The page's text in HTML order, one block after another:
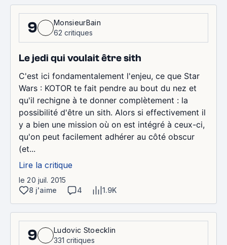
9
MonsieurBain
62 critiques
Le jedi qui voulait être sith
C'est ici fondamentalement l'enjeu, ce que Star
Wars : KOTOR te fait pendre au bout du nez et
qu'il rechigne à te donner complètement : la
possibilité d'être un sith. Alors si effectivement il
y a bien une mission où on est intégré à ceux-ci,
qu'on peut facilement adhérer au côté obscur
(et...
Lire la critique
le 20 juil. 2015
8 j'aime
4 1.9K
9
Ludovic Stoecklin
331 critiques